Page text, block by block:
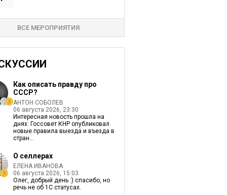
ВСЕ МЕРОПРИЯТИЯ
Как описать правду про
СССР?
АНТОН СОБОЛЕВ
06 августа 2026, 23:30
Интересная новость прошла на
днях: Госсовет КНР опубликовал
новые правила выезда и въезда в
стран...
О селлерах
ЕЛЕНА ИВАНОВА
06 августа 2026, 15:03
Олег, добрый день :) спасибо, но
речь не об 1С статусах.